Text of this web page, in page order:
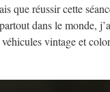
que réussir cette
dans le monde,
véhicules vintage et